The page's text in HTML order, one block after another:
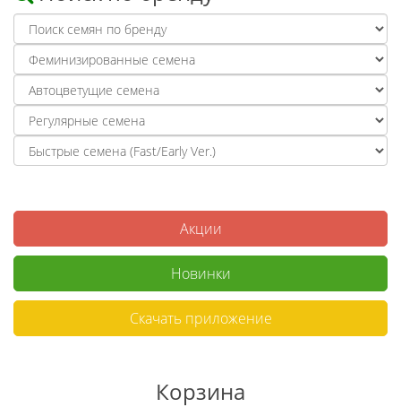
Акции
Новинки
Скачать приложение
Корзина